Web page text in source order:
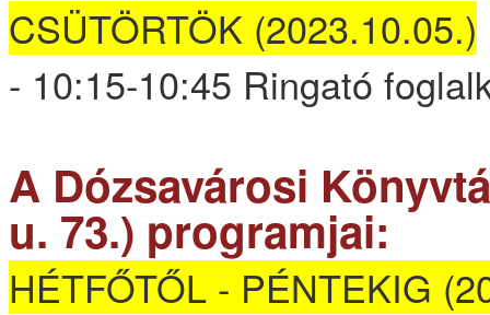
CSÜTÖRTÖK (2023.10.05.)
- 10:15-10:45 Ringató
A Dózsavárosi
u. 73.) programjai:
HÉTFŐTŐL - PÉNTEKIG